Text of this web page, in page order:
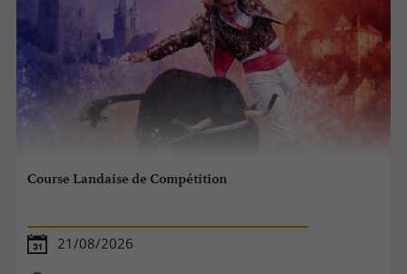
Course Landaise de Compétition
21/08/2026